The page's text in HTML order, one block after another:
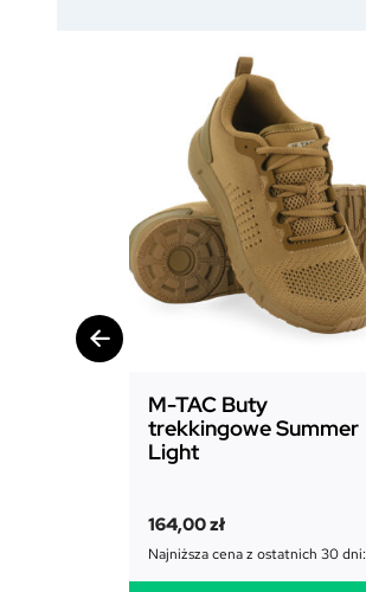
M-TAC Buty
trekkingowe Summer
Light
164,00zł
Najniższa cena z ostatnich 30 dni: